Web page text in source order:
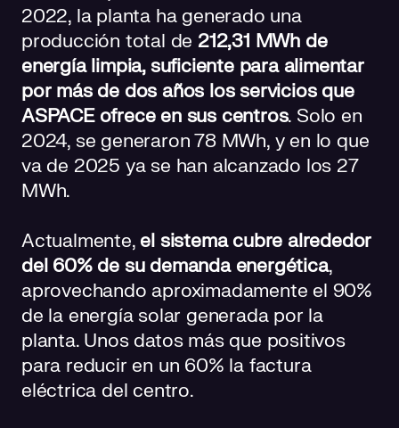
2022, la planta ha generado una
producción total de 212,31 MWh de
energía limpia, suficiente para alimentar
por más de dos años los servicios que
ASPACE ofrece en sus centros. Solo en
2024, se generaron 78 MWh, y en lo que
va de 2025 ya se han alcanzado los 27
MWh.
Actualmente, el sistema cubre alrededor
del 60% de su demanda energética,
aprovechando aproximadamente el 90%
de la energía solar generada por la
planta. Unos datos más que positivos
para reducir en un 60% la factura
eléctrica del centro.